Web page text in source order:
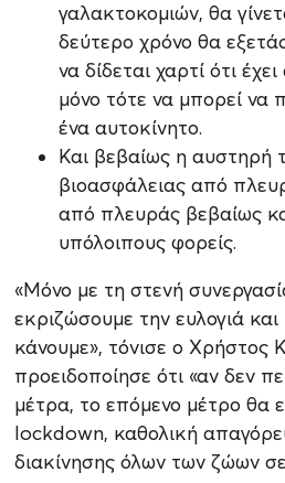
γαλακτοκομιών, θα
δεύτερο χρόνο θα
να δίδεται χαρτί ότι
μόνο τότε να μπορεί να
ένα αυτοκίνητο.
Και βεβαίως η αυστηρή
βιοασφάλειας από
από πλευράς βεβαίως
υπόλοιπους φορείς.
«Μόνο με τη στενή
εκριζώσουμε την ευλογιά
κάνουμε», τόνισε ο Χρήστος
προειδοποίησε ότι «αν δεν
μέτρα, το επόμενο μέτρο θα
lockdown, καθολική
διακίνησης όλων των ζώων